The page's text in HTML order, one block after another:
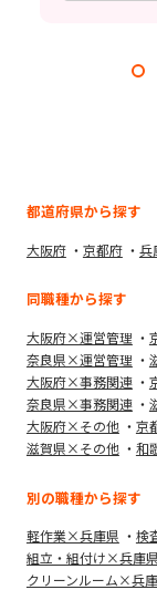
都道府県から探す
大阪府 京都府 兵
同職種から探す
大阪府×運営管理
奈良県×運営管理
大阪府×事務関連
奈良県×事務関連
大阪府×その他
京
滋賀県×その他
和
別の職種から探す
軽作業×兵庫県 検
組立・組付け×兵庫県
クリーンルーム×兵